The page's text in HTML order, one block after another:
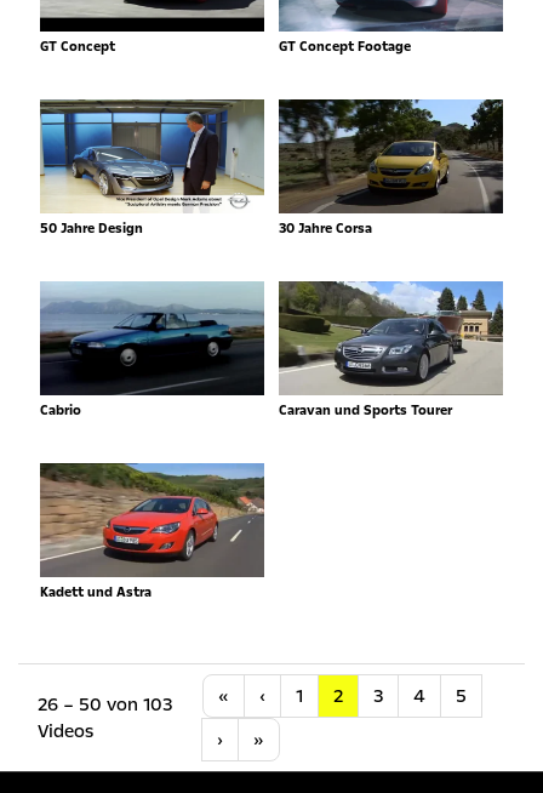
GT Concept GT Concept Footage
50 Jahre Design 30 Jahre Corsa
Cabrio Caravan und Sports Tourer
Kadett und Astra
26 – 50 von 103
Videos
« Anfang
‹ Vorherige
1 2 3 4
5
›Nächste
»